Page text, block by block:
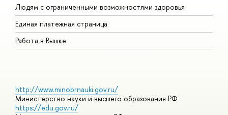
Людям с ограниченными возможностями здоровья
Единая платежная страница
Работа в Вышке
http://www.minobrnauki.gov.ru/
Министерство науки и высшего образования РФ
https://edu.gov.ru/